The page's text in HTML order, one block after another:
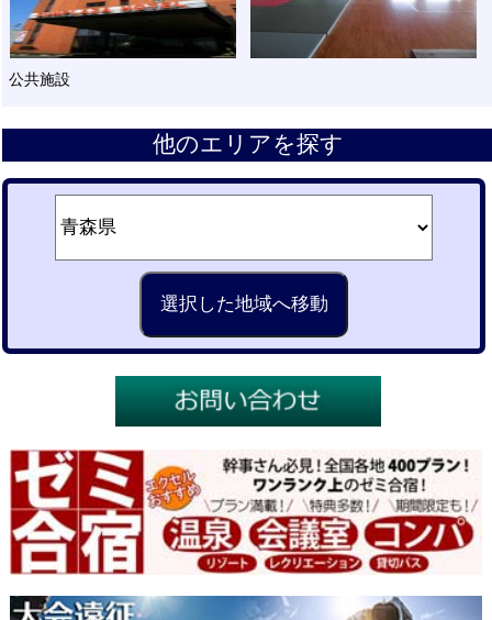
公共施設
他のエリアを探す